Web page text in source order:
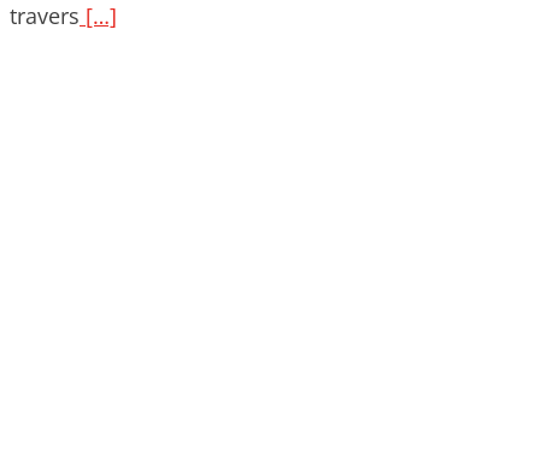
travers […]